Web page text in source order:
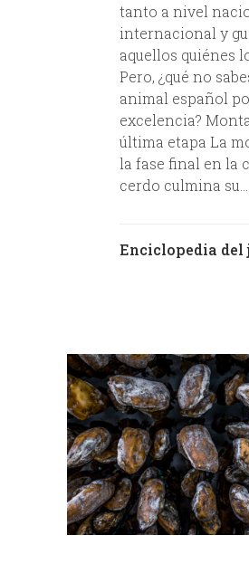
tanto a nivel
internacional y
aquellos quiénes
Pero, ¿qué no
animal español
excelencia?
última etapa La
la fase final en la
cerdo culmina su...
Enciclopedia del